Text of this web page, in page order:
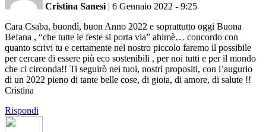
Cristina Sanesi | 6 Gennaio 2022 - 9:25
Cara Csaba, buondì, buon Anno 2022 e soprattutto oggi Buona
Befana , “che tutte le feste si porta via” ahimè… concordo con
quanto scrivi tu e certamente nel nostro piccolo faremo il possibile
per cercare di essere più eco sostenibili , per noi tutti e per il mondo
che ci circonda!! Ti seguirò nei tuoi, nostri propositi, con l’augurio
di un 2022 pieno di tante belle cose, di gioia, di amore, di salute !!
Cristina
Rispondi